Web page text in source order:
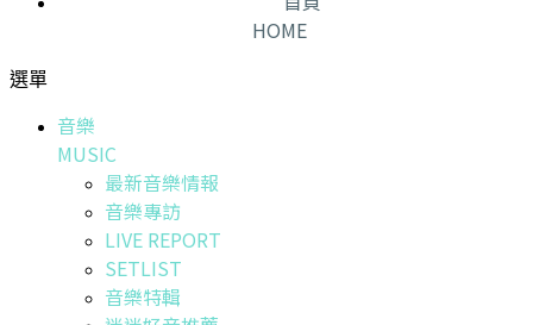
HOME
選單
音樂
MUSIC
最新音樂情報
音樂專訪
LIVE REPORT
SETLIST
音樂特輯